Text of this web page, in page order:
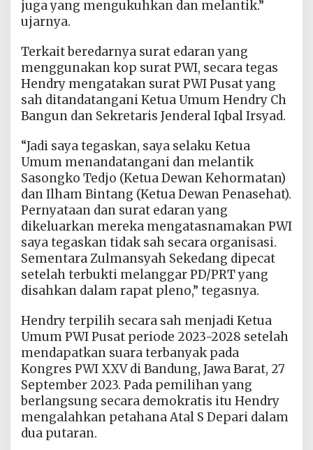
juga yang mengukuhkan dan melantik.”
ujarnya.
Terkait beredarnya surat edaran yang
menggunakan kop surat PWI, secara tegas
Hendry mengatakan surat PWI Pusat yang
sah ditandatangani Ketua Umum Hendry Ch
Bangun dan Sekretaris Jenderal Iqbal Irsyad.
“Jadi saya tegaskan, saya selaku Ketua
Umum menandatangani dan melantik
Sasongko Tedjo (Ketua Dewan Kehormatan)
dan Ilham Bintang (Ketua Dewan Penasehat).
Pernyataan dan surat edaran yang
dikeluarkan mereka mengatasnamakan PWI
saya tegaskan tidak sah secara organisasi.
Sementara Zulmansyah Sekedang dipecat
setelah terbukti melanggar PD/PRT yang
disahkan dalam rapat pleno,” tegasnya.
Hendry terpilih secara sah menjadi Ketua
Umum PWI Pusat periode 2023-2028 setelah
mendapatkan suara terbanyak pada
Kongres PWI XXV di Bandung, Jawa Barat, 27
September 2023. Pada pemilihan yang
berlangsung secara demokratis itu Hendry
mengalahkan petahana Atal S Depari dalam
dua putaran.